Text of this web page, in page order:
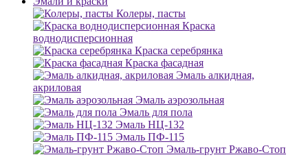
Колеры, пасты
Краска
воднодисперсионная
Краска серебрянка
Краска фасадная
Эмаль алкидная,
акриловая
Эмаль аэрозольная
Эмаль для пола
Эмаль НЦ-132
Эмаль ПФ-115
Эмаль-грунт Ржаво-Стоп